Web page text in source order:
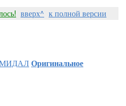
вверх^ к полной версии
Оригинальное